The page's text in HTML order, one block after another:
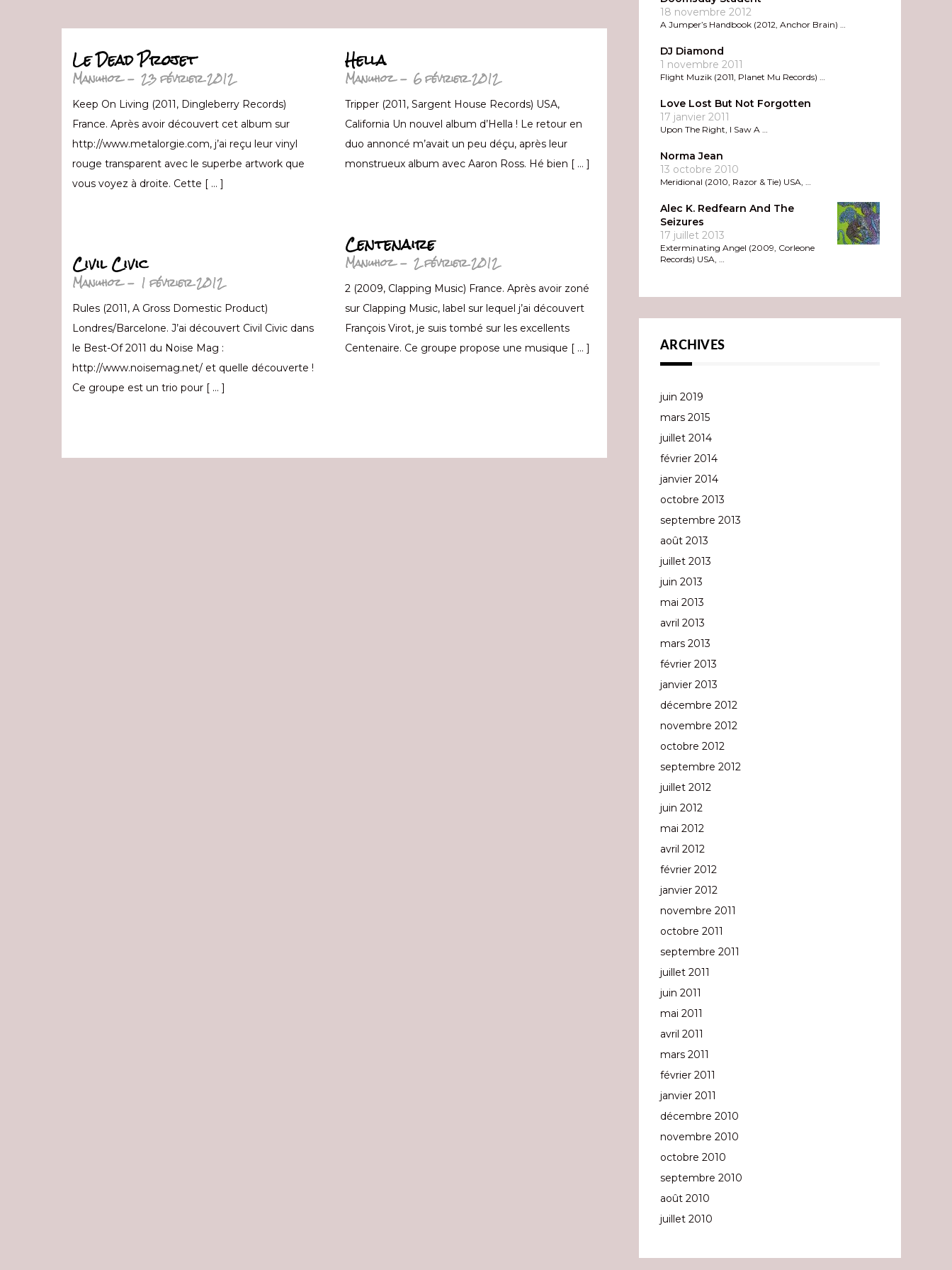
Le Dead Projet
Manuhoz- 23 février 2012
Keep On Living (2011, Dingleberry Records)
France. Après avoir découvert cet album sur
http://www.metalorgie.com, j’ai reçu leur vinyl
rouge transparent avec le superbe artwork que
vous voyez à droite. Cette [ … ]
Hella
Manuhoz- 6 février 2012
Tripper (2011, Sargent House Records) USA,
California Un nouvel album d’Hella ! Le retour en
duo annoncé m’avait un peu déçu, après leur
monstrueux album avec Aaron Ross. Hé bien [ … ]
Centenaire
Manuhoz- 2 février 2012
2 (2009, Clapping Music) France. Après avoir zoné
sur Clapping Music, label sur lequel j’ai découvert
François Virot, je suis tombé sur les excellents
Centenaire. Ce groupe propose une musique [ … ]
Civil Civic
Manuhoz- 1 février 2012
Rules (2011, A Gross Domestic Product)
Londres/Barcelone. J’ai découvert Civil Civic dans
le Best-Of 2011 du Noise Mag :
http://www.noisemag.net/ et quelle découverte !
Ce groupe est un trio pour [ … ]
18 novembre 2012
A Jumper’s Handbook (2012, Anchor Brain) …
DJ Diamond
1 novembre 2011
Flight Muzik (2011, Planet Mu Records) …
Love Lost But Not Forgotten
17 janvier 2011
Upon The Right, I Saw A …
Norma Jean
13 octobre 2010
Meridional (2010, Razor & Tie) USA, …
Alec K. Redfearn And The
Seizures
17 juillet 2013
Exterminating Angel (2009, Corleone
Records) USA, …
ARCHIVES
juin 2019
mars 2015
juillet 2014
février 2014
janvier 2014
octobre 2013
septembre 2013
août 2013
juillet 2013
juin 2013
mai 2013
avril 2013
mars 2013
février 2013
janvier 2013
décembre 2012
novembre 2012
octobre 2012
septembre 2012
juillet 2012
juin 2012
mai 2012
avril 2012
février 2012
janvier 2012
novembre 2011
octobre 2011
septembre 2011
juillet 2011
juin 2011
mai 2011
avril 2011
mars 2011
février 2011
janvier 2011
décembre 2010
novembre 2010
octobre 2010
septembre 2010
août 2010
juillet 2010